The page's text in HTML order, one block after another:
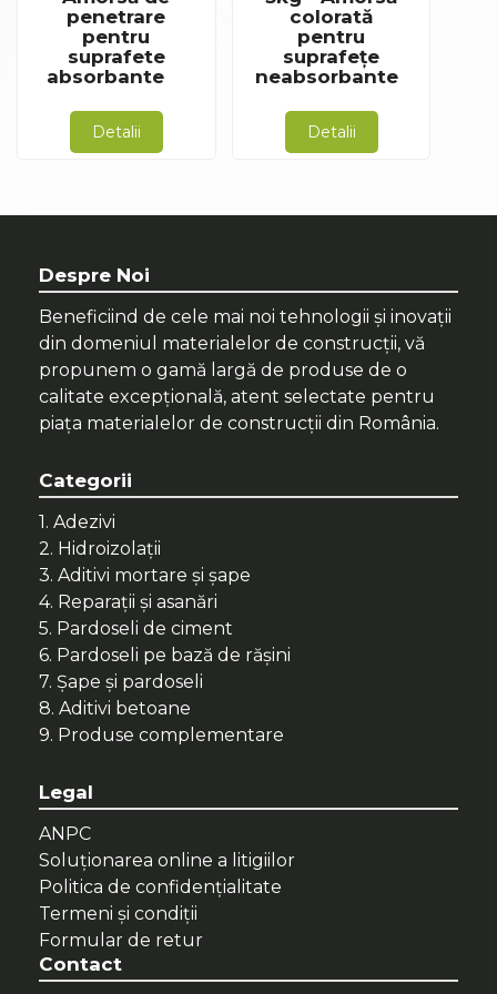
penetrare
pentru
suprafete
absorbante
Detalii
colorată
pentru
suprafețe
neabsorbante
Detalii
Despre Noi
Beneficiind de cele mai noi tehnologii și inovații
din domeniul materialelor de construcții, vă
propunem o gamă largă de produse de o
calitate excepțională, atent selectate pentru
piața materialelor de construcții din România.
Categorii
1. Adezivi
2. Hidroizolații
3. Aditivi mortare și șape
4. Reparații și asanări
5. Pardoseli de ciment
6. Pardoseli pe bază de rășini
7. Șape și pardoseli
8. Aditivi betoane
9. Produse complementare
Legal
ANPC
Soluționarea online a litigiilor
Politica de confidenţialitate
Termeni şi condiţii
Formular de retur
Contact